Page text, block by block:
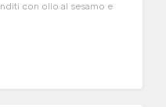
con olio al sesamo e